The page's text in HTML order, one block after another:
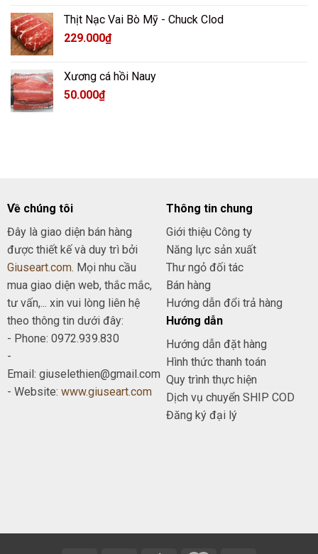
Thịt Nạc Vai Bò Mỹ - Chuck Clod
229.000₫
Xương cá hồi Nauy
50.000₫
Về chúng tôi
Đây là giao diện bán hàng
được thiết kế và duy trì bởi
Giuseart.com. Mọi nhu cầu
mua giao diện web, thắc mắc,
tư vấn,... xin vui lòng liên hệ
theo thông tin dưới đây:
- Phone: 0972.939.830
-
Email: giuselethien@gmail.com
- Website: www.giuseart.com
Thông tin chung
Giới thiệu Công ty
Năng lực sản xuất
Thư ngỏ đối tác
Bán hàng
Hướng dẫn đổi trả hàng
Hướng dẫn
Hướng dẫn đặt hàng
Hình thức thanh toán
Quy trình thực hiện
Dịch vụ chuyển SHIP COD
Đăng ký đại lý